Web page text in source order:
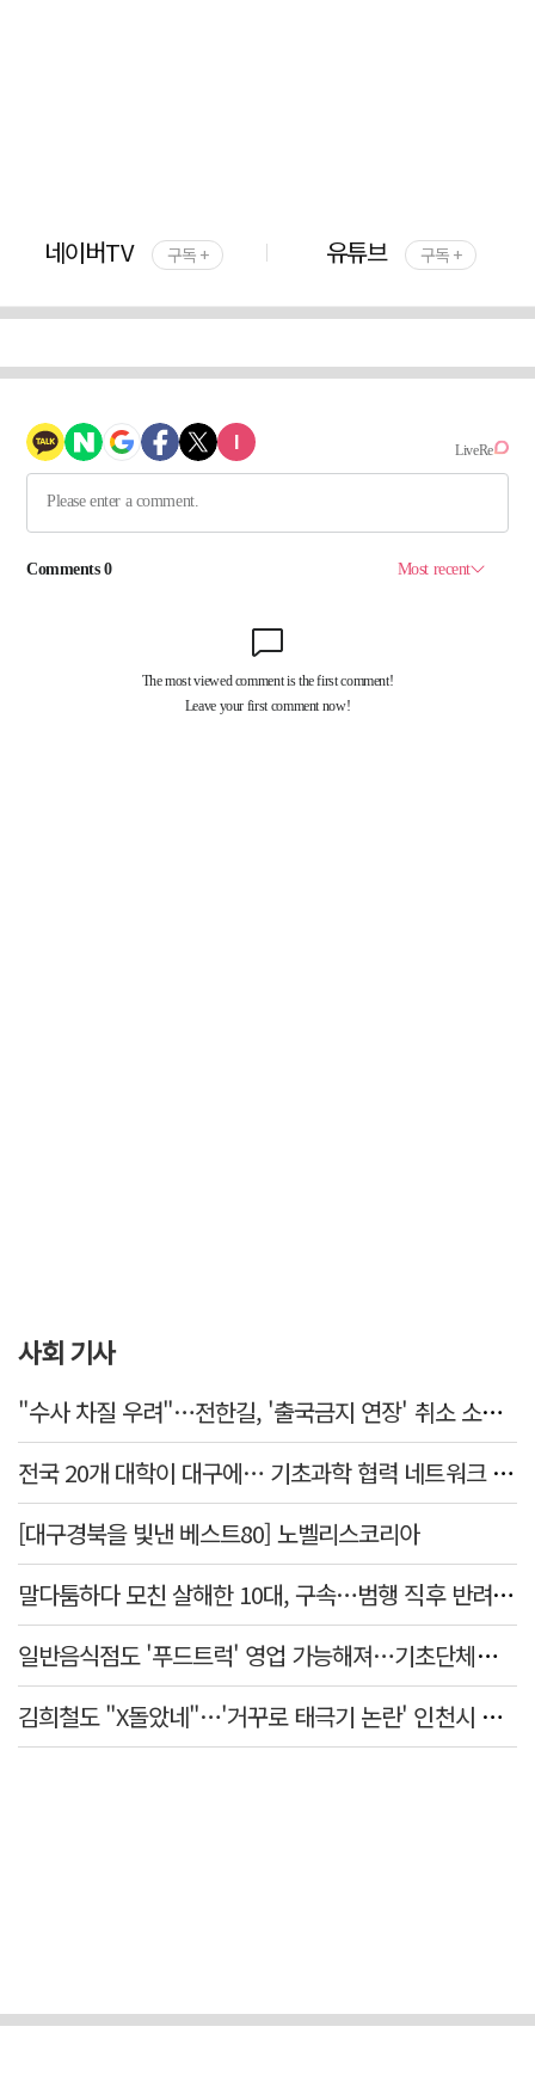
네이버TV 구독 + 유튜브 구독 +
사회 기사
"수사 차질 우려"…전한길, '출국금지 연장' 취소 소송 패소
전국 20개 대학이 대구에… 기초과학 협력 네트워크 출범하다
[대구경북을 빛낸 베스트80] 노벨리스코리아
말다툼하다 모친 살해한 10대, 구속…범행 직후 반려견도 죽여
일반음식점도 '푸드트럭' 영업 가능해져…기초단체별 조례 개정 움직임
김희철도 "X돌았네"…'거꾸로 태극기 논란' 인천시 현수막, 이틀 만에 철거